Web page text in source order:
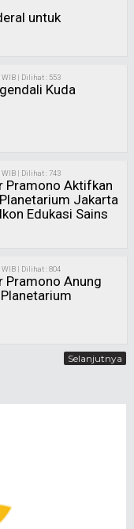
untuk
WIB | Dilihat : 553
Kuda
WIB | Dilihat : 743
Pramono Aktifkan
Jakarta
Edukasi Sains
WIB | Dilihat : 804
Pramono Anung
Selanjutnya